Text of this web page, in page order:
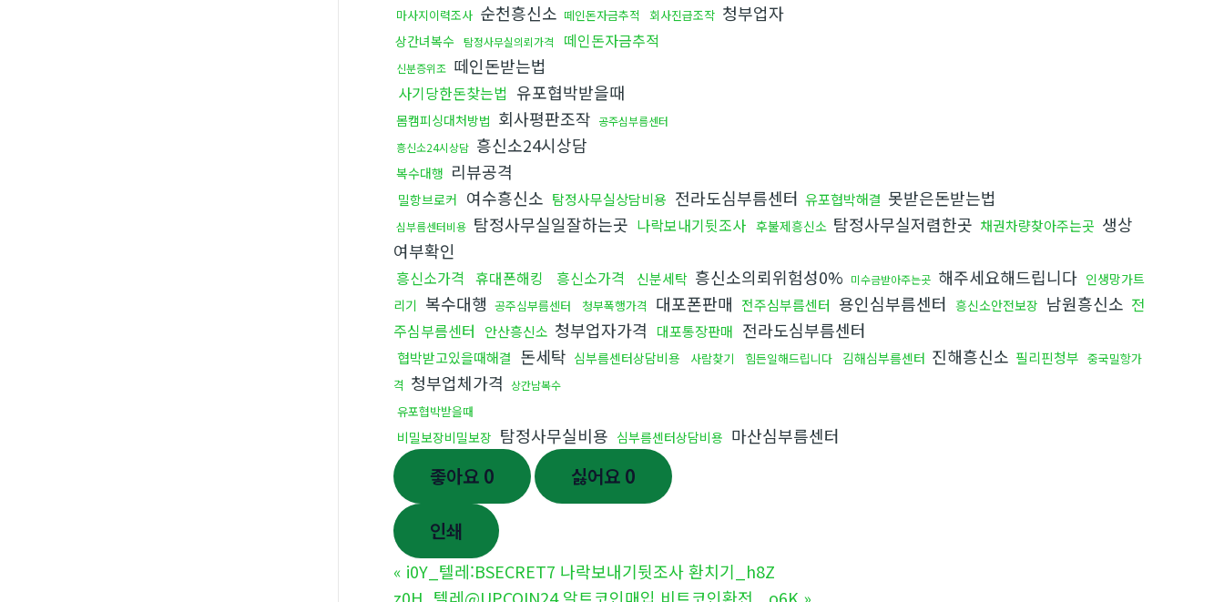
마사지이력조사 순천흥신소 떼인돈자금추적 회사진급조작 청부업자
상간녀복수 탐정사무실의뢰가격 떼인돈자금추적
신분증위조 떼인돈받는법
사기당한돈찾는법 유포협박받을때
몸캠피싱대처방법 회사평판조작 공주심부름센터
흥신소24시상담 흥신소24시상담
복수대행 리뷰공격
밀항브로커 여수흥신소 탐정사무실상담비용 전라도심부름센터 유포협박해결 못받은돈받는법
심부름센터비용 탐정사무실일잘하는곳 나락보내기뒷조사 후불제흥신소 탐정사무실저렴한곳 채권차량찾아주는곳 생상
여부확인
흥신소가격 휴대폰해킹 흥신소가격 신분세탁 흥신소의뢰위험성0% 미수금받아주는곳 해주세요해드립니다 인생망가트
리기 복수대행 공주심부름센터 청부폭행가격 대포폰판매 전주심부름센터 용인심부름센터 흥신소안전보장 남원흥신소 전
주심부름센터
안산흥신소 청부업자가격 대포통장판매 전라도심부름센터
협박받고있을때해결 돈세탁 심부름센터상담비용 사람찾기 힘든일해드립니다 김해심부름센터 진해흥신소 필리핀청부 중국밀항가
격 청부업체가격 상간남복수
유포협박받을때
비밀보장비밀보장 탐정사무실비용 심부름센터상담비용 마산심부름센터
좋아요 0 싫어요 0
인쇄
« i0Y_텔레:BSECRET7 나락보내기뒷조사 환치기_h8Z